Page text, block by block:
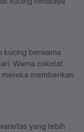
kucing berwarna
Warna cokelat
memberikan
yang lebih